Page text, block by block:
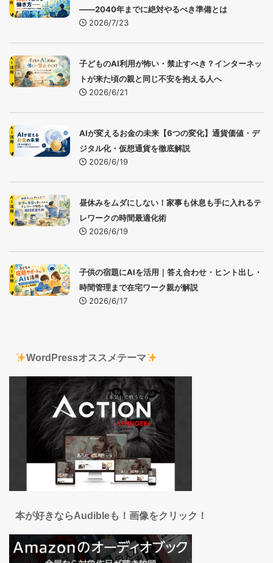
――2040年までに絶対やるべき準備とは
2026/7/23
子どものAI利用が怖い・禁止すべき？インターネッ
トが来た頃の親と同じ不安を抱える人へ
2026/6/21
AIが変えるお金の未来【6つの変化】通貨価値・デ
ジタル化・仮想通貨を徹底解説
2026/6/19
昼休みをムダにしない！家事も休息も手に入れるテ
レワークの時間最適化術
2026/6/19
子供の宿題にAIを活用｜答え合わせ・ヒント出し・
時間管理まで在宅ワーク親が解説
2026/6/17
WordPressオススメテーマ
本が好きならAudibleも！画像をクリック！